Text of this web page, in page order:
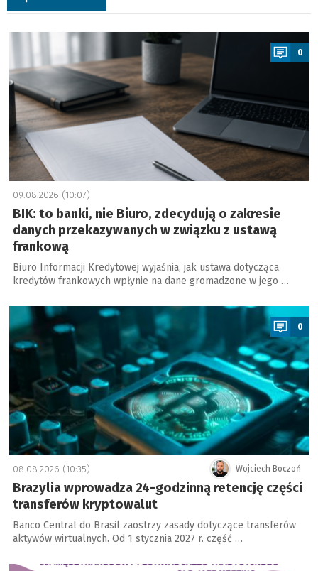
a
0
09.08.2026 (10:07)
BIK: to banki, nie Biuro, zdecydują o zakresie
danych przekazywanych w związku z ustawą
frankową
Biuro Informacji Kredytowej wyjaśnia, jak ustawa dotycząca
kredytów frankowych wpłynie na dane gromadzone w jego …
a
0
Wojciech Boczoń
08.08.2026 (10:35)
Brazylia wprowadza 24-godzinną retencję części
transferów kryptowalut
Banco Central do Brasil zaostrzy zasady dotyczące transferów
aktywów wirtualnych. Od 1 stycznia 2027 r. część …
a